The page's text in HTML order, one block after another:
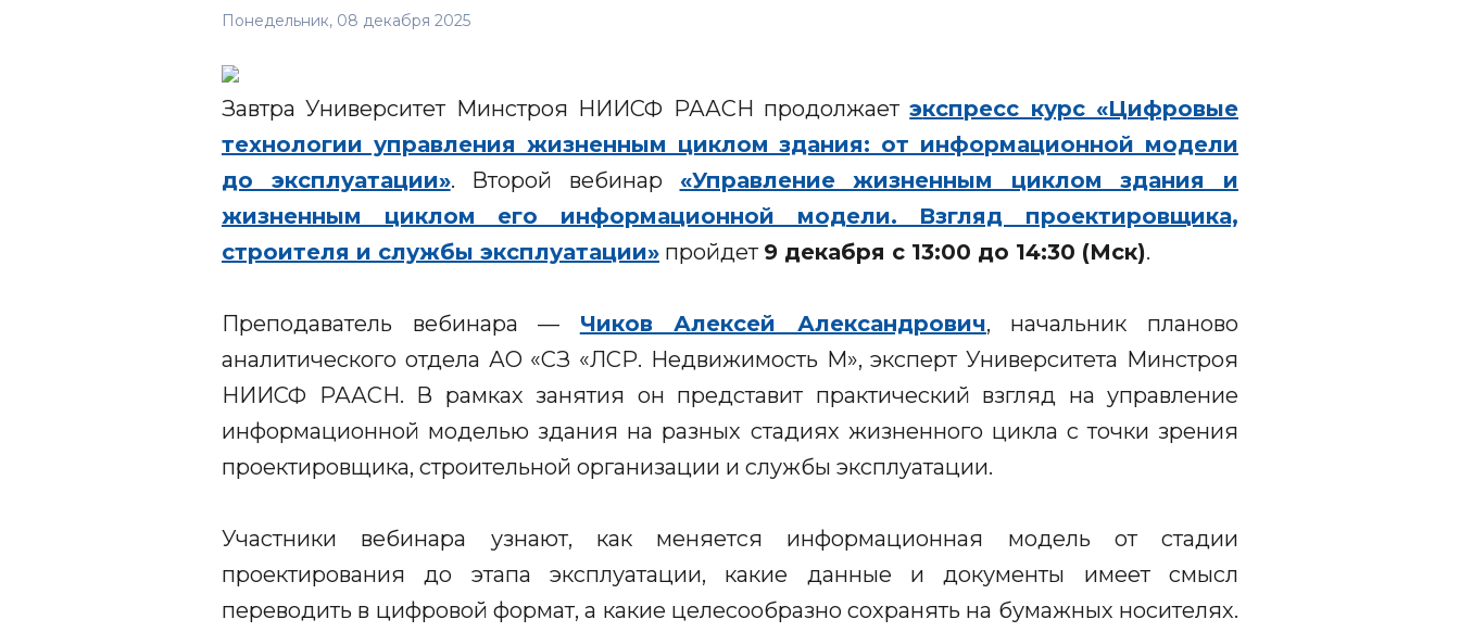
Понедельник, 08 декабря 2025
Завтра Университет Минстроя НИИСФ РААСН продолжаетэкспресс курс «Цифровые
технологии управления жизненным циклом здания: от информационной модели
до эксплуатации». Второй вебинар «Управление жизненным циклом здания и
жизненным циклом его информационной модели. Взгляд проектировщика,
строителя и службы эксплуатации» пройдет 9 декабря с 13:00 до 14:30 (Мск).
Преподаватель вебинара — Чиков Алексей Александрович, начальник планово
аналитического отдела АО «СЗ «ЛСР. Недвижимость М», эксперт Университета Минстроя
НИИСФ РААСН. В рамках занятия он представит практический взгляд на управление
информационной моделью здания на разных стадиях жизненного цикла с точки зрения
проектировщика, строительной организации и службы эксплуатации.
Участники вебинара узнают, как меняется информационная модель от стадии
проектирования до этапа эксплуатации, какие данные и документы имеет смысл
переводить в цифровой формат, а какие целесообразно сохранять на бумажных носителях.